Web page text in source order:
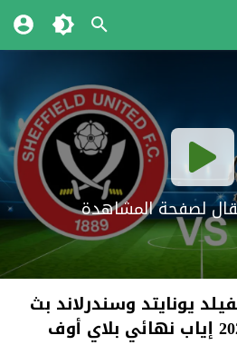
لصفحة المشاهدة
يونايتد وسندرلاند بث
مباشر اليوم 24-5-2025 إياب نهائي بلاي أوف